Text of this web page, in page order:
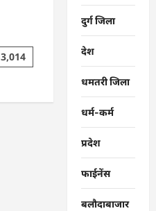
3,014
दुर्ग जिला
देश
धमतरी जिला
धर्म-कर्म
प्रदेश
फाईनेंस
बलौदाबाजार